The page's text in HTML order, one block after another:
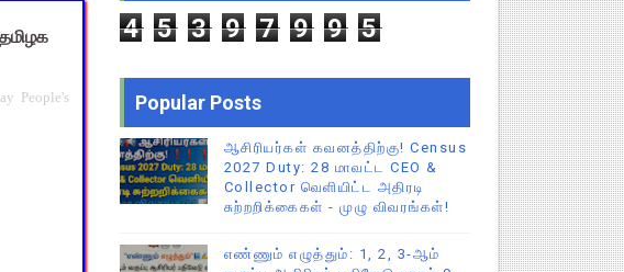
CEO அதிரடி உத்தரவு!
People's
4 5 3 9 7 9 9 5
Popular Posts
ஆசிரியர்கள் கவனத்திற்கு! Census
2027 Duty: 28 மாவட்ட CEO &
Collector வெளியிட்ட அதிரடி
சுற்றறிக்கைகள் - முழு விவரங்கள்!
எண்ணும் எழுத்தும்: 1, 2, 3-ஆம்